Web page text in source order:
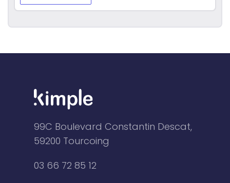
99C Boulevard Constantin Descat,
59200 Tourcoing
03 66 72 85 12